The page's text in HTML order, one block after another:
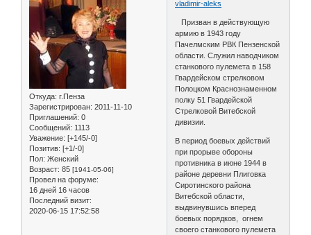
Откуда: г.Пенза
Зарегистрирован: 2011-11-10
Приглашений: 0
Сообщений: 1113
Уважение: [+145/-0]
Позитив: [+1/-0]
Пол: Женский
Возраст: 85 [1941-05-06]
Провел на форуме:
16 дней 16 часов
Последний визит:
2020-06-15 17:52:58
vladimir-aleks
Призван в действующую
армию в 1943 году
Пачелмским РВК Пензенской
области. Служил наводчиком
станкового пулемета в 158
Гвардейском стрелковом
Полоцком Краснознаменном
полку 51 Гвардейской
Стрелковой Витебской
дивизии.
В период боевых действий
при прорыве обороны
противника в июне 1944 в
районе деревни Плиговка
Сиротинского района
Витебской области,
выдвинувшись вперед
боевых порядков, огнем
своего станкового пулемета